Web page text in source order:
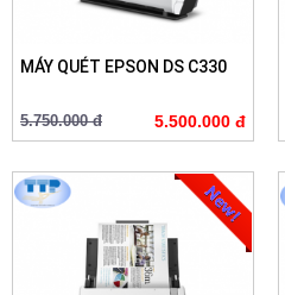
MÁY QUÉT EPSON DS C330
5.750.000 đ 5.500.000 đ